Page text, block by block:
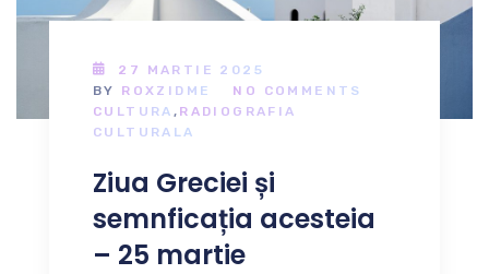
27 MARTIE 2025
BY ROXZIDME
NO COMMENTS
CULTURA , RADIOGRAFIA
CULTURALA
Ziua Greciei și
semnficația acesteia
– 25 martie